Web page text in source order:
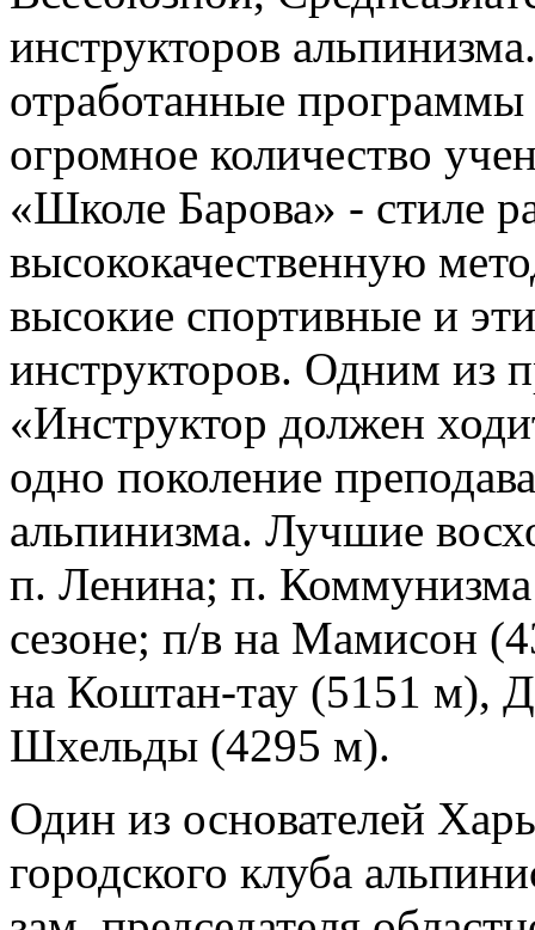
инструкторов
отработанные программы
огромное количество
«Школе Барова» - стиле
высококачественную
высокие спортивные и
инструкторов. Одним из
«Инструктор должен
одно поколение
альпинизма. Лучшие
п. Ленина; п.
сезоне; п/в на Мамисон
на Коштан-тау (5151 м),
Шхельды (4295 м).
Один из основателей
городского клуба